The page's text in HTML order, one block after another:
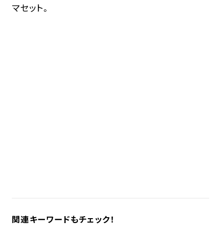
マセット。
関連キーワードもチェック！